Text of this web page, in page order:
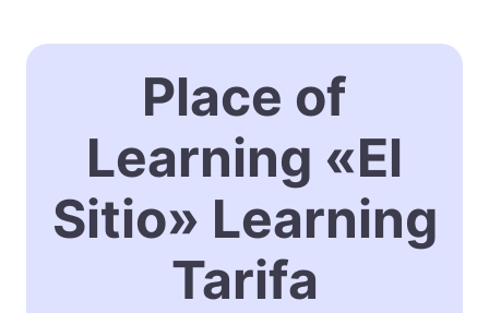
Place of
Learning «El
Sitio» Learning
Tarifa